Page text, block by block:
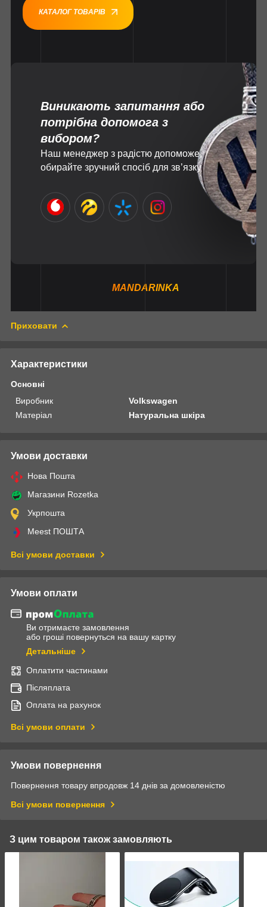
КАТАЛОГ ТОВАРІВ
Виникають запитання або
потрібна допомога з
вибором?
Наш менеджер з радістю допоможе,
обирайте зручний спосіб для зв’язку
MANDARINKA
Приховати
Характеристики
Основні
Виробник
Volkswagen
Матеріал
Натуральна шкіра
Умови доставки
Нова Пошта
Магазини Rozetka
Укрпошта
Meest ПОШТА
Всі умови доставки
Умови оплати
Ви отримаєте замовлення
або гроші повернуться на вашу картку
Детальніше
Оплатити частинами
Післяплата
Оплата на рахунок
Всі умови оплати
Умови повернення
Повернення товару впродовж 14 днів за домовленістю
Всі умови повернення
З цим товаром також замовляють